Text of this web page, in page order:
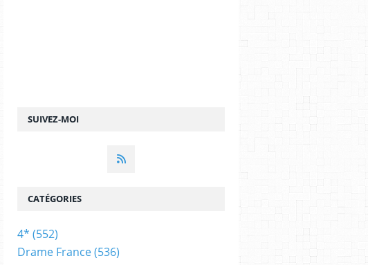
SUIVEZ-MOI
CATÉGORIES
4* (552)
Drame France(536)